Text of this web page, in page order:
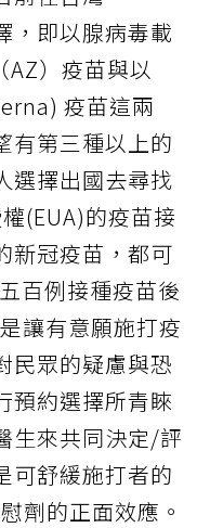
，即以腺病毒載
）疫苗與以
疫苗這兩
有第三種以上的
選擇出國去尋找
(EUA)的疫苗接
新冠疫苗，都可
百例接種疫苗後
讓有意願施打疫
民眾的疑慮與恐
預約選擇所青睞
生來共同決定/評
可舒緩施打者的
劑的正面效應。